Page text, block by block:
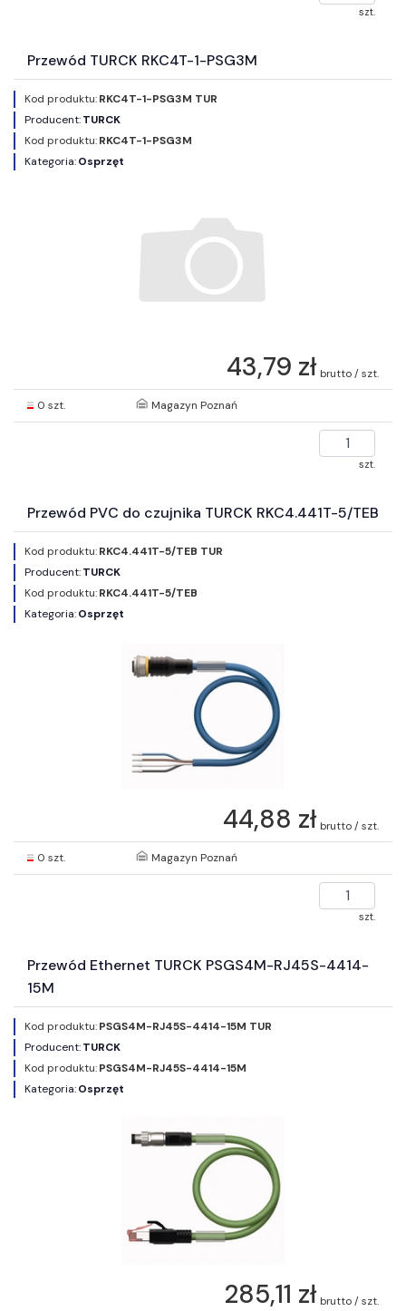
szt.
Przewód TURCK RKC4T-1-PSG3M
Kod produktu:RKC4T-1-PSG3M TUR
Producent:TURCK
Kod produktu:RKC4T-1-PSG3M
Kategoria:Osprzęt
43,79 zł brutto / szt.
0 szt. Magazyn Poznań
szt.
Przewód PVC do czujnika TURCK RKC4.441T-5/TEB
Kod produktu:RKC4.441T-5/TEB TUR
Producent:TURCK
Kod produktu:RKC4.441T-5/TEB
Kategoria:Osprzęt
44,88 zł brutto / szt.
0 szt. Magazyn Poznań
szt.
Przewód Ethernet TURCK PSGS4M-RJ45S-4414-
15M
Kod produktu:PSGS4M-RJ45S-4414-15M TUR
Producent:TURCK
Kod produktu:PSGS4M-RJ45S-4414-15M
Kategoria:Osprzęt
285,11 zł brutto / szt.